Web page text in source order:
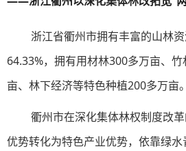
浙江省衢州市拥有丰富的山林
64.33%，拥有用材林300多万亩、
亩、林下经济等特色种植200多万亩。
衢州市在深化集体林权制度改
优势转化为特色产业优势，依靠绿